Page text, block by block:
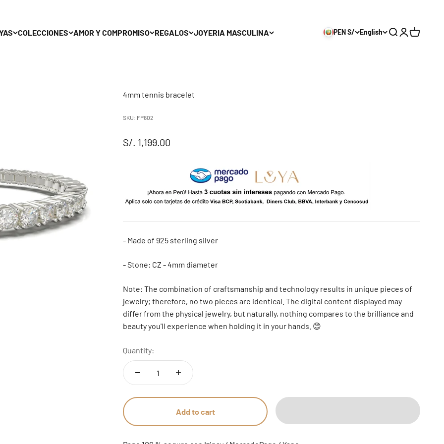
COLECCIONES AMOR Y COMPROMISO REGALOS JOYERIA MASCULINA PEN S/ English Search
Login
Cart
4mm tennis bracelet
SKU: FP602
Sale price
S/. 1,199.00
- Made of 925 sterling silver
- Stone: CZ - 4mm diameter
Note: The combination of craftsmanship and technology results in unique pieces of
jewelry; therefore, no two pieces are identical. The digital content displayed may
differ from the physical jewelry, but naturally, nothing compares to the brilliance and
beauty you'll experience when holding it in your hands. 😊
Quantity:
Add to cart